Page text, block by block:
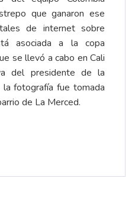
que ganaron ese
de internet sobre
asociada a la copa
se llevó a cabo en Cali
del presidente de la
la fotografía fue tomada
de La Merced.